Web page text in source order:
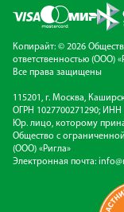
Копирайт: © 2026
ответственностью (ООО)
Все права защищены
115201, г. Москва,
ОГРН 1027700271290; ИНН
Юр. лицо, которому
Общество с
(ООО) «Ригла»
Электронная почта: